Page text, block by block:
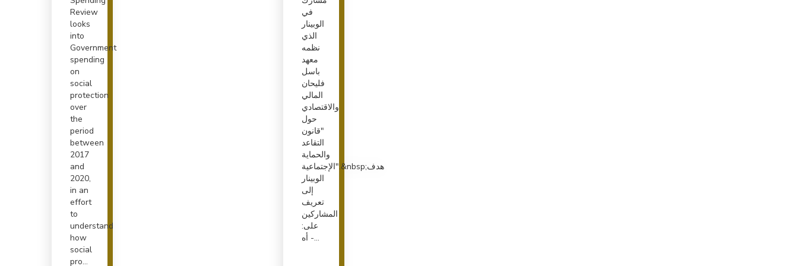
Review
looks
into
Government
spending
on
social
protection
over
the
period
between
2017
and
2020,
in an
effort
to
understand
how
social
pro...
في
الوبينار
الذي
نظمه
معهد
باسل
فليحان
المالي
والاقتصادي
حول
"قانون
التقاعد
والحماية
الإجتماعية".&nbsp;هدف
الوبينار
إلى
تعريف
المشاركين
على:
- أه...